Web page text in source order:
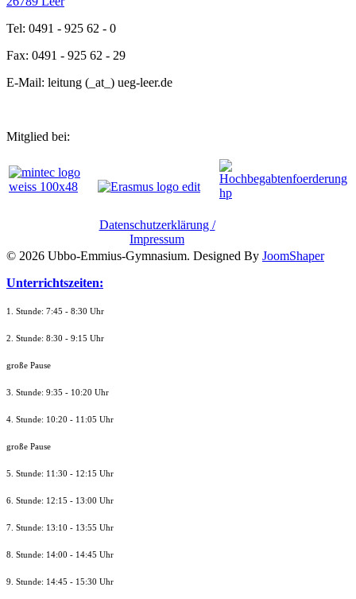
Tel: 0491 - 925 62 - 0
Fax: 0491 - 925 62 - 29
E-Mail: leitung (_at_) ueg-leer.de
Mitglied bei:
Datenschutzerklärung /
Impressum
© 2026 Ubbo-Emmius-Gymnasium. Designed By JoomShaper
Unterrichtszeiten:
1. Stunde: 7:45 - 8:30 Uhr
2. Stunde: 8:30 - 9:15 Uhr
große Pause
3. Stunde: 9:35 - 10:20 Uhr
4. Stunde: 10:20 - 11:05 Uhr
große Pause
5. Stunde: 11:30 - 12:15 Uhr
6. Stunde: 12:15 - 13:00 Uhr
7. Stunde: 13:10 - 13:55 Uhr
8. Stunde: 14:00 - 14:45 Uhr
9. Stunde: 14:45 - 15:30 Uhr